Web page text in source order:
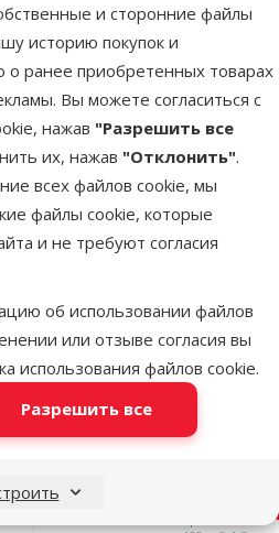
и сторонние файлы
историю покупок и
ранее приобретенных товарах
Вы можете согласиться с
нажав "Разрешить все
их, нажав "Отклонить".
всех файлов cookie, мы
файлы cookie, которые
и не требуют согласия
об использовании файлов
или отзыве согласия вы
использования файлов cookie.
Разрешить все
Цена за
TOП цена
💚
Выгодно
🛍️
В наличии
Бесплатная
доставка
щенков –
Large
Pumpkin, 12